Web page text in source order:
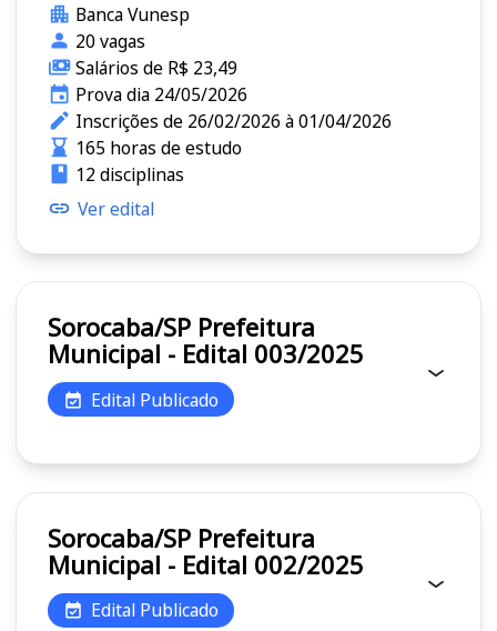
Banca Vunesp
20 vagas
Salários de R$ 23,49
Prova dia 24/05/2026
Inscrições de 26/02/2026 à 01/04/2026
165 horas de estudo
12 disciplinas
Ver edital
Sorocaba/SP Prefeitura
Municipal - Edital 003/2025
Edital Publicado
Sorocaba/SP Prefeitura
Municipal - Edital 002/2025
Edital Publicado